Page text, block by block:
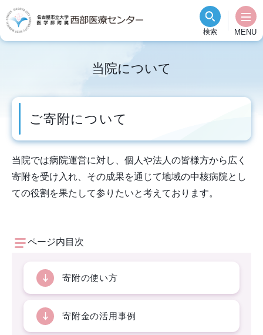
ロ
ー
文
へ
ー
カ
ッ
タ
検索 MENU
当院について
ご寄附について
当院では病院運営に対し、個人や法人の皆様方から広く
寄附を受け入れ、その成果を通じて地域の中核病院とし
ての役割を果たして参りたいと考えております。
ページ内目次
寄附の使い方
寄附金の活用事例